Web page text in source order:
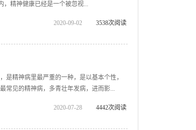
，精神健康已经是一个被忽视...
2020-09-02 3538次阅读
是精神病里最严重的一种，是以基本个性，
常见的精神病，多青壮年发病，进而影...
2020-07-28 4442次阅读